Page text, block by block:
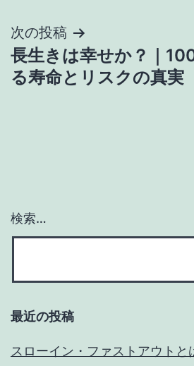
ビ
ゲ
ン
次の投稿
長生きは幸せか？｜
る寿命とリスクの真実
検索…
最近の投稿
スローイン・ファストアウト